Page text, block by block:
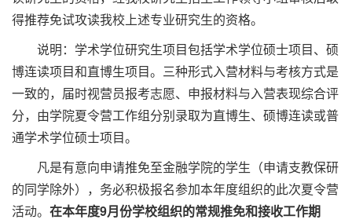
得推荐免试攻读我校上述专业研究生的资格。
说明：学术学位研究生项目包括学术学位硕士项目、硕
博连读项目和直博生项目。三种形式入营材料与考核方式是
一致的，届时视营员报考志愿、申报材料与入营表现综合评
分，由学院夏令营工作组分别录取为直博生、硕博连读或普
通学术学位硕士项目。
凡是有意向申请推免至金融学院的学生（申请支教保研
的同学除外），务必积极报名参加本年度组织的此次夏令营
活动。 在本年度9月份学校组织的常规推免和接收工作期